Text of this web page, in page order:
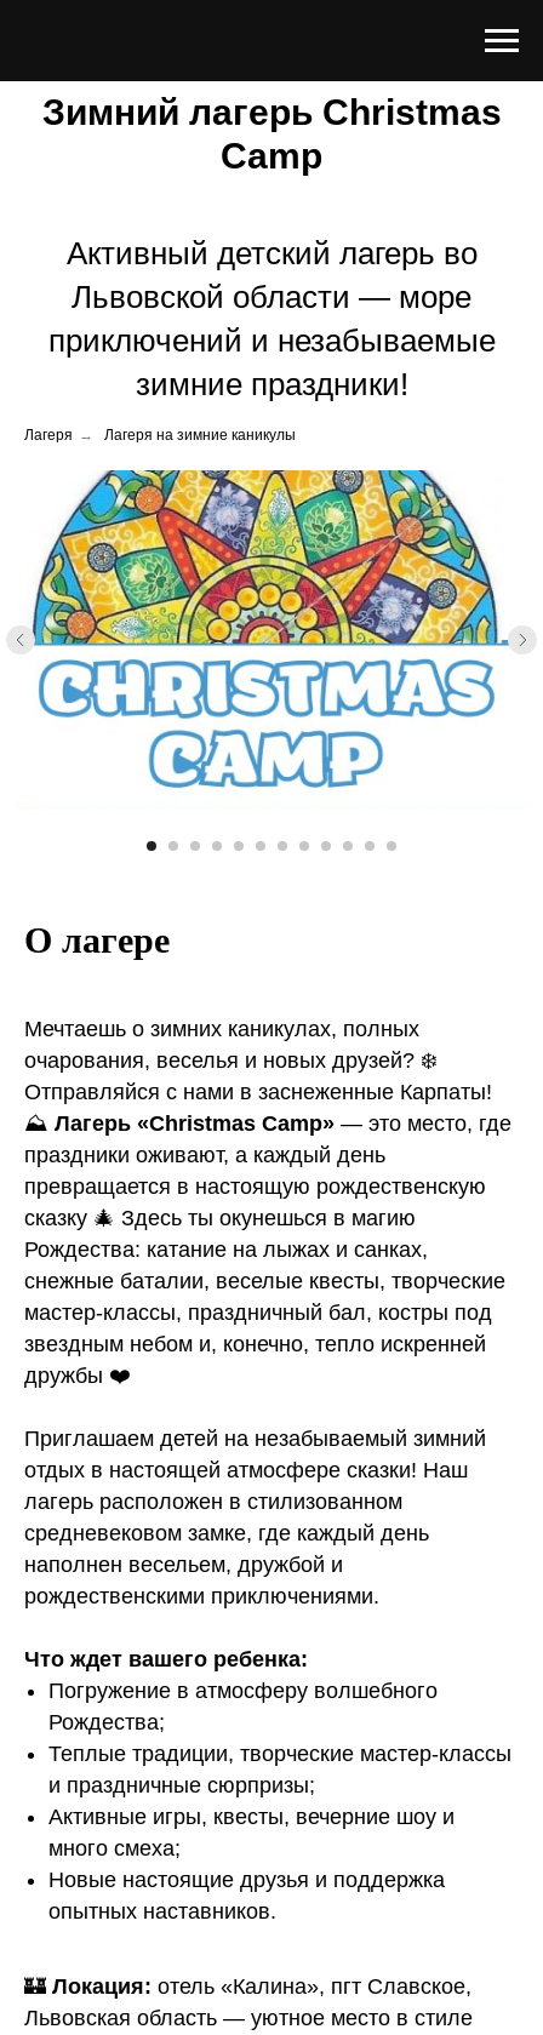
Зимний лагерь Christmas
Camp
Активный детский лагерь во
Львовской области — море
приключений и незабываемые
зимние праздники!
Лагеря → Лагеря на зимние каникулы
О лагере
Мечтаешь о зимних каникулах, полных
очарования, веселья и новых друзей? ❄️
Отправляйся с нами в заснеженные Карпаты!
⛰️ Лагерь «Christmas Camp» — это место, где
праздники оживают, а каждый день
превращается в настоящую рождественскую
сказку 🎄 Здесь ты окунешься в магию
Рождества: катание на лыжах и санках,
снежные баталии, веселые квесты, творческие
мастер-классы, праздничный бал, костры под
звездным небом и, конечно, тепло искренней
дружбы ❤️
Приглашаем детей на незабываемый зимний
отдых в настоящей атмосфере сказки! Наш
лагерь расположен в стилизованном
средневековом замке, где каждый день
наполнен весельем, дружбой и
рождественскими приключениями.
Что ждет вашего ребенка:
Погружение в атмосферу волшебного
Рождества;
Теплые традиции, творческие мастер-классы
и праздничные сюрпризы;
Активные игры, квесты, вечерние шоу и
много смеха;
Новые настоящие друзья и поддержка
опытных наставников.
🏰 Локация: отель «Калина», пгт Славское,
Львовская область — уютное место в стиле